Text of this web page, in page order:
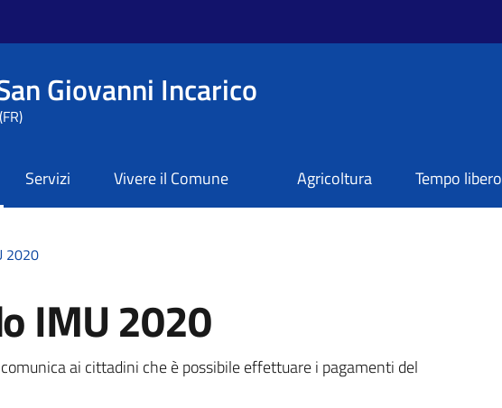
Giovanni Incarico
Servizi Vivere il Comune Agricoltura Tempo libero
2020
IMU 2020
ai cittadini che è possibile effettuare i pagamenti del